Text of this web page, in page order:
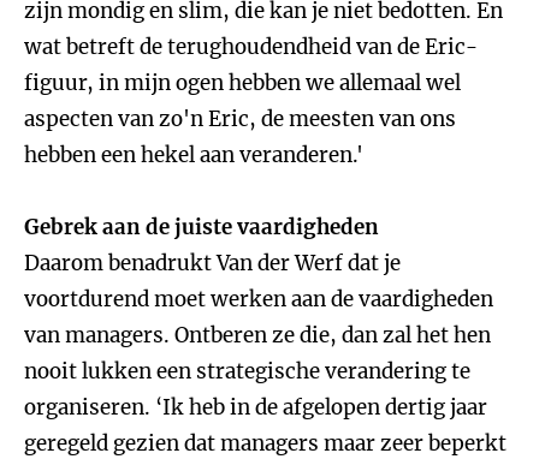
zijn mondig en slim, die kan je niet bedotten. En
wat betreft de terughoudendheid van de Eric-
figuur, in mijn ogen hebben we allemaal wel
aspecten van zo'n Eric, de meesten van ons
hebben een hekel aan veranderen.'
Gebrek aan de juiste vaardigheden
Daarom benadrukt Van der Werf dat je
voortdurend moet werken aan de vaardigheden
van managers. Ontberen ze die, dan zal het hen
nooit lukken een strategische verandering te
organiseren. ‘Ik heb in de afgelopen dertig jaar
geregeld gezien dat managers maar zeer beperkt